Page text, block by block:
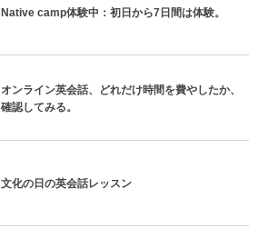
Native camp体験中：初日から7日間は体験。
オンライン英会話、どれだけ時間を費やしたか、
確認してみる。
文化の日の英会話レッスン